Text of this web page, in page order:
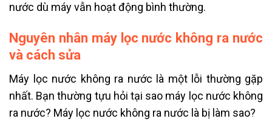
nước dù máy vẫn hoạt động bình thường.
Nguyên nhân máy lọc nước không ra nước
và cách sửa
Máy lọc nước không ra nước là một lỗi thường gặp
nhất. Bạn thường tựu hỏi tại sao máy lọc nước không
ra nước? Máy lọc nước không ra nước là bị làm sao?